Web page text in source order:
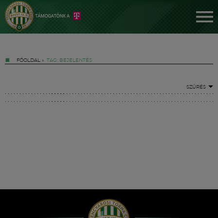
FŐOLDAL » TAG: BEJELENTÉS
SZŰRÉS
Hírek